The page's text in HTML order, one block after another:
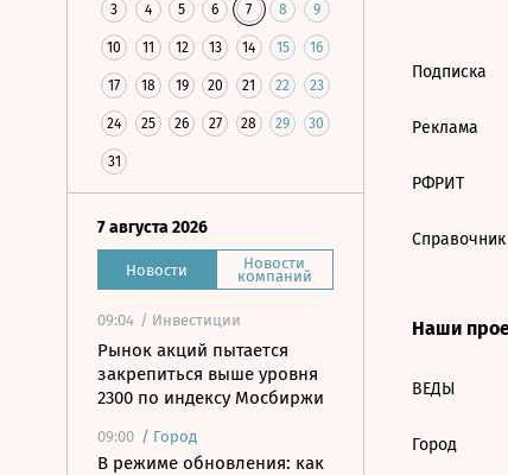
3 4 5 6 7 8 9
10 11 12 13 14 15 16
17 18 19 20 21 22 23
24 25 26 27 28 29 30
31
7 августа 2026
Новости Новости
компаний
09:04 / Инвестиции
Рынок акций пытается
закрепиться выше уровня
2300 по индексу Мосбиржи
09:00 / Город
В режиме обновления: как
Подписка
Реклама
РФРИТ
Наши
ВЕДЫ
Город